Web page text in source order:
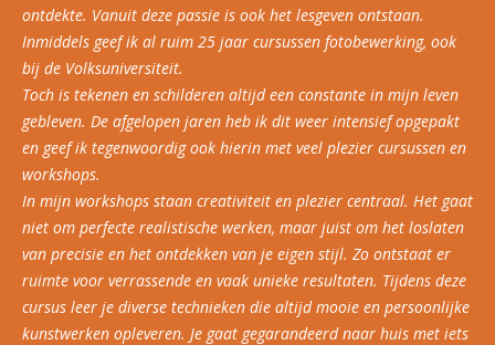
ontdekte. Vanuit deze passie is ook het lesgeven ontstaan.
Inmiddels geef ik al ruim 25 jaar cursussen fotobewerking, ook
bij de Volksuniversiteit.
Toch is tekenen en schilderen altijd een constante in mijn leven
gebleven. De afgelopen jaren heb ik dit weer intensief opgepakt
en geef ik tegenwoordig ook hierin met veel plezier cursussen en
workshops.
In mijn workshops staan creativiteit en plezier centraal. Het gaat
niet om perfecte realistische werken, maar juist om het loslaten
van precisie en het ontdekken van je eigen stijl. Zo ontstaat er
ruimte voor verrassende en vaak unieke resultaten. Tijdens deze
cursus leer je diverse technieken die altijd mooie en persoonlijke
kunstwerken opleveren. Je gaat gegarandeerd naar huis met iets